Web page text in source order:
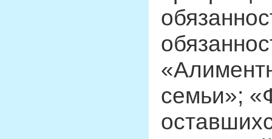
семьи»;